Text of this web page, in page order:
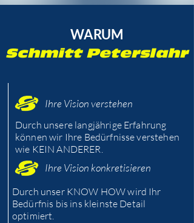
WARUM
Schmitt Peterslahr
Ihre Vision verstehen
Durch unsere langjährige Erfahrung
können wir Ihre Bedürfnisse verstehen
wie KEIN ANDERER.
Ihre Vision konkretisieren
Durch unser KNOW HOW wird Ihr
Bedürfnis bis ins kleinste Detail
optimiert.